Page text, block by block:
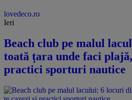
lovedeco.ro
Ieri
Beach club pe malul
toată țara unde faci
practici sporturi nautice